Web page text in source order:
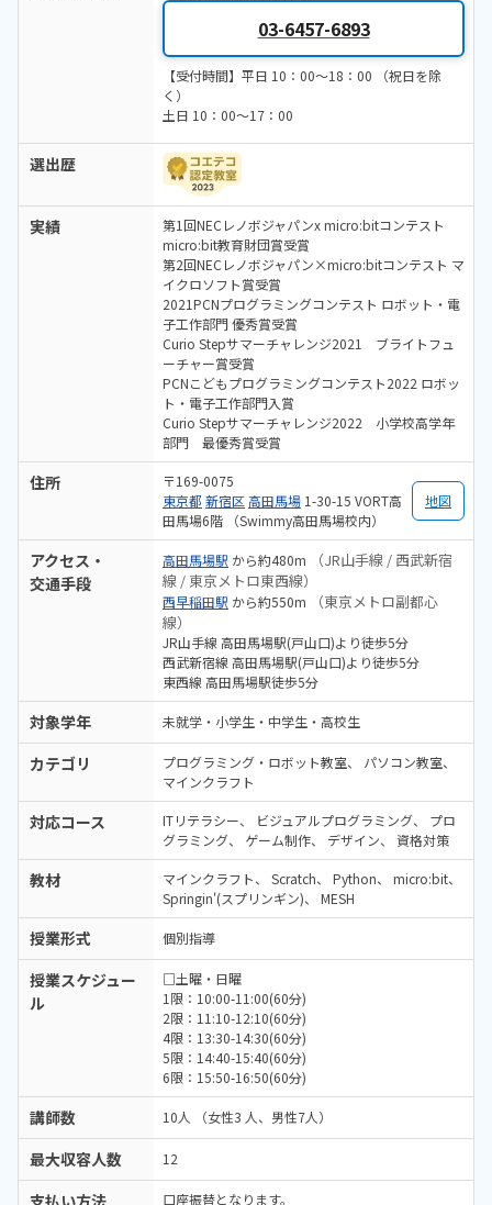
る気になってくれないので、何か課題として、ゲーム感覚のものを提
供してくださったりするとありがたいかな、とおもったりします。
03-6457-6893
【受付時間】平日 10：00～18：00 （祝日を除
く）
土日 10：00～17：00
選出歴
実績
第1回NECレノボジャパンx micro:bitコンテスト
micro:bit教育財団賞受賞
第2回NECレノボジャパン×micro:bitコンテスト マ
イクロソフト賞受賞
2021PCNプログラミングコンテスト ロボット・電
子工作部門 優秀賞受賞
Curio Stepサマーチャレンジ2021 ブライトフュ
ーチャー賞受賞
PCNこどもプログラミングコンテスト2022 ロボッ
ト・電子工作部門入賞
Curio Stepサマーチャレンジ2022 小学校高学年
部門 最優秀賞受賞
住所
〒169-0075
東京都 新宿区 高田馬場 1-30-15 VORT高
田馬場6階 （Swimmy高田馬場校内）
地図
アクセス・
交通手段
高田馬場駅 から約480m
（JR山手線 / 西武新宿
線 / 東京メトロ東西線）
西早稲田駅 から約550m
（東京メトロ副都心
線）
JR山手線 高田馬場駅(戸山口)より徒歩5分
西武新宿線 高田馬場駅(戸山口)より徒歩5分
東西線 高田馬場駅徒歩5分
対象学年 未就学・小学生・中学生・高校生
カテゴリ プログラミング・ロボット教室
パソコン教室
マインクラフト
対応コース ITリテラシー ビジュアルプログラミング
プロ
グラミング
ゲーム制作 デザイン 資格対策
教材 マインクラフト Scratch Python
micro:bit
Springin'(スプリンギン)
MESH
授業形式 個別指導
授業スケジュー
ル
□土曜・日曜
1限：10:00-11:00(60分)
2限：11:10-12:10(60分)
4限：13:30-14:30(60分)
5限：14:40-15:40(60分)
6限：15:50-16:50(60分)
講師数 10人 （女性3 人、男性7人）
最大収容人数 12
支払い方法 口座振替となります。